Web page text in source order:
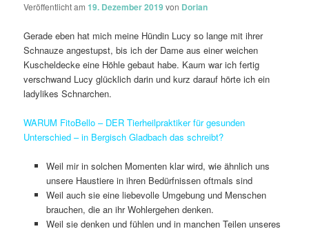
Veröffentlicht am19. Dezember 2019von Dorian
Gerade eben hat mich meine Hündin Lucy so lange mit ihrer
Schnauze angestupst, bis ich der Dame aus einer weichen
Kuscheldecke eine Höhle gebaut habe. Kaum war ich fertig
verschwand Lucy glücklich darin und kurz darauf hörte ich ein
ladylikes Schnarchen.
WARUM FitoBello – DER Tierheilpraktiker für gesunden
Unterschied – in Bergisch Gladbach das schreibt?
Weil mir in solchen Momenten klar wird, wie ähnlich uns
unsere Haustiere in ihren Bedürfnissen oftmals sind
Weil auch sie eine liebevolle Umgebung und Menschen
brauchen, die an ihr Wohlergehen denken.
Weil sie denken und fühlen und in manchen Teilen unseres